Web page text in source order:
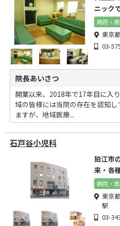
ニック
病院・
東京
03-
院長あいさつ
開業以来、2018年で17年目に入
域の皆様には当院の存在を認知し
ますが、地域医療...
石戸谷小児科
狛江市
来・各
相談く
病院・
東京
駅
03-